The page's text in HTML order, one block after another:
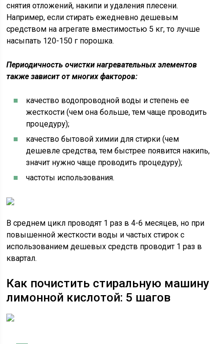
снятия отложений, накипи и удаления плесени.
Например, если стирать ежедневно дешевым
средством на агрегате вместимостью 5 кг, то лучше
насыпать 120-150 г порошка.
Периодичность очистки нагревательных элементов
также зависит от многих факторов:
качество водопроводной воды и степень ее
жесткости (чем она больше, тем чаще проводить
процедуру);
качество бытовой химии для стирки (чем
дешевле средства, тем быстрее появится накипь,
значит нужно чаще проводить процедуру);
частоты использования.
В среднем цикл проводят 1 раз в 4-6 месяцев, но при
повышенной жесткости воды и частых стирок с
использованием дешевых средств проводит 1 раз в
квартал.
Как почистить стиральную машину
лимонной кислотой: 5 шагов